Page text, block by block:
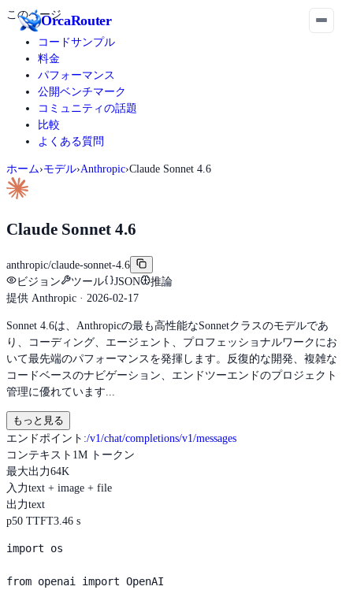
OrcaRouter
このページ
コードサンプル
料金
パフォーマンス
公開ベンチマーク
コミュニティの話題
比較
よくある質問
ホーム›モデル›Anthropic›Claude Sonnet 4.6
Claude Sonnet 4.6
anthropic/claude-sonnet-4.6
ビジョン
ツール JSON
推論
提供 Anthropic · 2026-02-17
Sonnet 4.6は、Anthropicの最も高性能なSonnetクラスのモデルであ
り、コーディング、エージェント、プロフェッショナルワークにお
いて最先端のパフォーマンスを発揮します。反復的な開発、複雑な
コードベースのナビゲーション、エンドツーエンドのプロジェクト
管理に優れています...
もっと見る
エンドポイント :/v1/chat/completions/v1/messages
コンテキスト 1M トークン
最大出力64K
入力text + image + file
出力text
p50 TTFT3.46 s
import os
from openai import OpenAI